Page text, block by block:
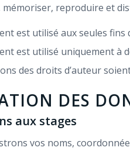
mémoriser, reproduire et
est utilisé aux seules fins
est utilisé uniquement à
des droits d’auteur
DES
aux stages
vos noms,